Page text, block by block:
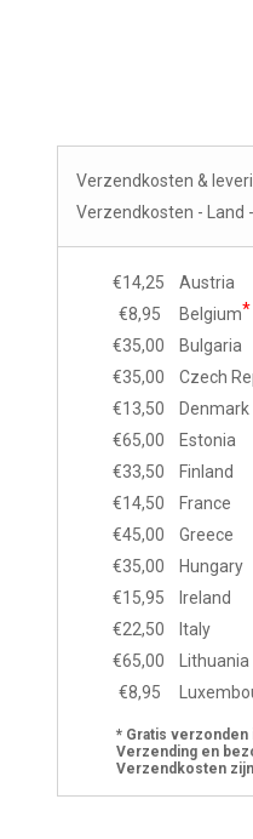
Verzendkosten &
Verzendkosten - Land
€14,25 Austria
€8,95
Belgium*
€35,00
Bulgaria
€35,00
Czech
€13,50
Denmark
€65,00
Estonia
€33,50
Finland
€14,50
France
€45,00
Greece
€35,00
Hungary
€15,95
Ireland
€22,50
Italy
€65,00
Lithuania
€8,95
* Gratis verzonden
Verzending en
Verzendkosten